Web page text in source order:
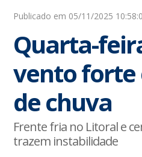
Publicado em 05/11/2025
Quarta-
vento forte
de chuva
Frente fria no Litoral e
trazem instabilidade